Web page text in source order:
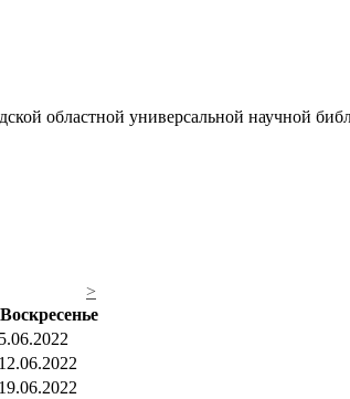
областной универсальной научной
>
Воскресенье
12.06.2022
19.06.2022